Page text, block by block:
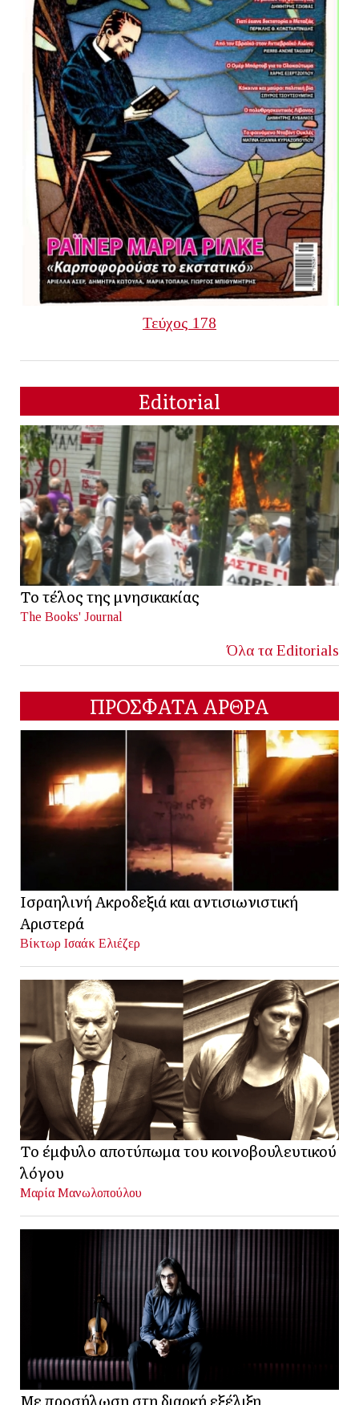
Τεύχος 178
Editorial
Το τέλος της μνησικακίας
The Books' Journal
Όλα τα Editorials
ΠΡΟΣΦΑΤΑ ΑΡΘΡΑ
Ισραηλινή Ακροδεξιά και αντισιωνιστική
Αριστερά
Βίκτωρ Ισαάκ Ελιέζερ
Το έμφυλο αποτύπωμα του κοινοβουλευτικού
λόγου
Μαρία Μανωλοπούλου